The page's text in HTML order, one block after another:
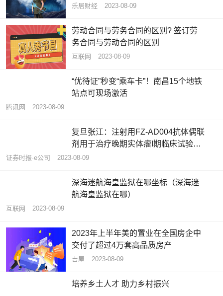
物业
乐居财经 2023-08-09
劳动合同与劳务合同的区别? 签订劳
务合同与劳动合同的区别
互联网 2023-08-09
“优待证”秒变“乘车卡”！南昌15个地铁
站点可现场激活
腾讯网 2023-08-09
复旦张江：注射用FZ-AD004抗体偶联
剂用于治疗晚期实体瘤I期临床试验完
成首例受试者入组
证券时报·e公司 2023-08-09
深海迷航海皇监狱在哪坐标（深海迷
航海皇监狱在哪）
互联网 2023-08-09
2023年上半年美的置业在全国房企中
交付了超过4万套高品质房产
吉屋 2023-08-09
培养乡土人才 助力乡村振兴